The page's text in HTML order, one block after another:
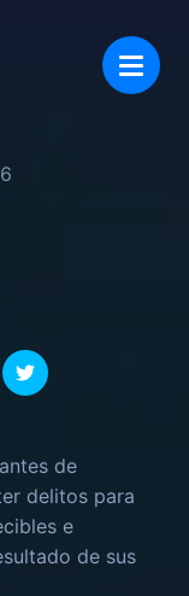
6
de
delitos para
e
de sus